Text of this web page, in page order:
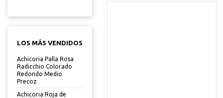
LOS MÁS VENDIDOS
Achicoria Palla Rosa
Radicchio Colorado
Redondo Medio
Precoz
Achicoria Roja de